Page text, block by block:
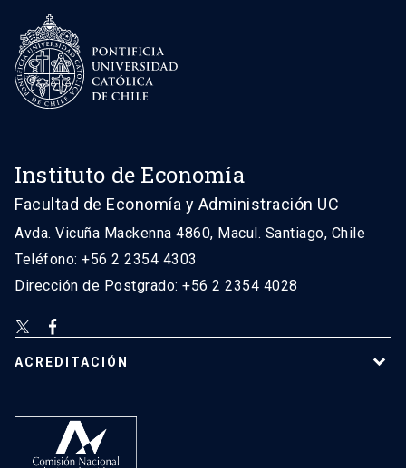
Instituto de Economía
Facultad de Economía y Administración UC
Avda. Vicuña Mackenna 4860, Macul. Santiago, Chile
Teléfono: +56 2 2354 4303
Dirección de Postgrado: +56 2 2354 4028
ACREDITACIÓN